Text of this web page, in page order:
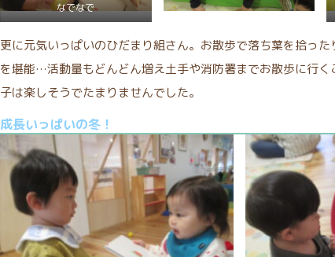
なでなで
更に元気いっぱいのひだまり組さん。お散歩で落ち葉を拾っ
を堪能…活動量もどんどん増え土手や消防署までお散歩に行
子は楽しそうでたまりませんでした。
成長いっぱいの冬！